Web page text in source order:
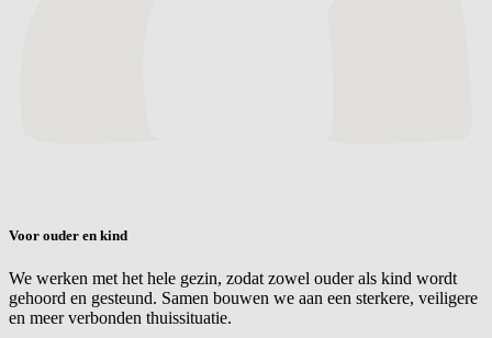
Voor ouder en kind
We werken met het hele gezin, zodat zowel ouder als kind wordt
gehoord en gesteund. Samen bouwen we aan een sterkere, veiligere
en meer verbonden thuissituatie.